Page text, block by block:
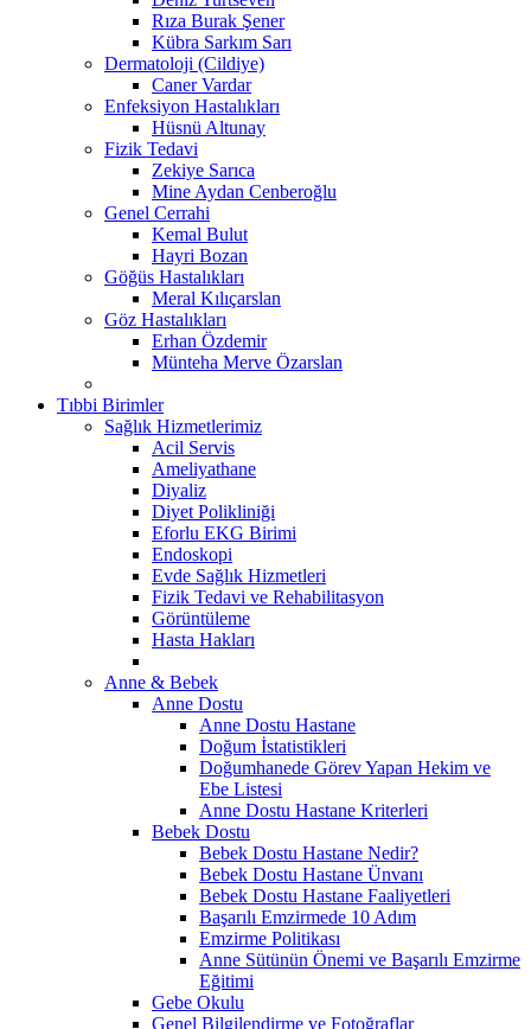
Rıza Burak Şener
Kübra Sarkım Sarı
Dermatoloji (Cildiye)
Caner Vardar
Enfeksiyon Hastalıkları
Hüsnü Altunay
Fizik Tedavi
Zekiye Sarıca
Mine Aydan Cenberoğlu
Genel Cerrahi
Kemal Bulut
Hayri Bozan
Göğüs Hastalıkları
Meral Kılıçarslan
Göz Hastalıkları
Erhan Özdemir
Münteha Merve Özarslan
Tıbbi Birimler
Sağlık Hizmetlerimiz
Acil Servis
Ameliyathane
Diyaliz
Diyet Polikliniği
Eforlu EKG Birimi
Endoskopi
Evde Sağlık Hizmetleri
Fizik Tedavi ve Rehabilitasyon
Görüntüleme
Hasta Hakları
Anne & Bebek
Anne Dostu
Anne Dostu Hastane
Doğum İstatistikleri
Doğumhanede Görev Yapan Hekim ve
Ebe Listesi
Anne Dostu Hastane Kriterleri
Bebek Dostu
Bebek Dostu Hastane Nedir?
Bebek Dostu Hastane Ünvanı
Bebek Dostu Hastane Faaliyetleri
Başarılı Emzirmede 10 Adım
Emzirme Politikası
Anne Sütünün Önemi ve Başarılı Emzirme
Eğitimi
Gebe Okulu
Genel Bilgilendirme ve Fotoğraflar